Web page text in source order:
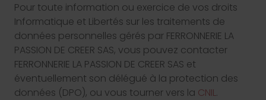
Pour toute information ou exercice de vos droits
Informatique et Libertés sur les traitements de
données personnelles gérés par FERRONNERIE LA
PASSION DE CREER SAS, vous pouvez contacter
FERRONNERIE LA PASSION DE CREER SAS et
éventuellement son délégué à la protection des
données (DPO), ou vous tourner vers la CNIL.